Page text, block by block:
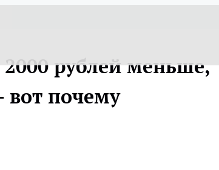
рублей меньше,
вот почему